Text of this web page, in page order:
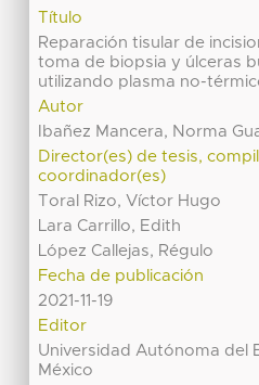
Título
Reparación tisular de
toma de biopsia y úlceras
utilizando plasma no-
Autor
Ibañez Mancera, Norma
Director(es) de tesis,
coordinador(es)
Toral Rizo, Víctor Hugo
Lara Carrillo, Edith
López Callejas, Régulo
Fecha de publicación
2021-11-19
Editor
Universidad Autónoma del
México